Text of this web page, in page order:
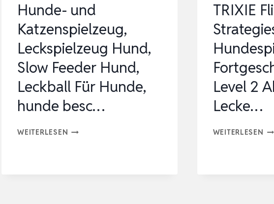
Hunde- und
Katzenspielzeug,
Leckspielzeug Hund,
Slow Feeder Hund,
Leckball Für Hunde,
hunde besc…
WEITERLESEN HUNDE-
TRIXIE
Level 2
Lecke…
WEITERLESEN